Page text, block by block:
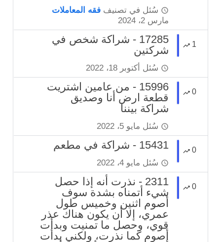
سُئل في تصنيففقه المعاملات
مارس 2، 2024
1
17285 - شراكة شخص في
شركتين
سُئل أكتوبر 18، 2022
0
15996 - من عامين اشتريت
قطعة ارض أنا وصديق
شراكة بيننا
سُئل مايو 5، 2022
0 15431 - شراكة في مطعم
سُئل مايو 4، 2022
0
2311 - نذرت أنه إذا حصل
شيء أتمناه بشدة سوف
أصوم اثنين وخميس طول
عمري، إلا أن يكون هناك عذر
قوي، وحصل ما تمنيت وبدأت
أصوم كما نذرت، ولكني بدأت